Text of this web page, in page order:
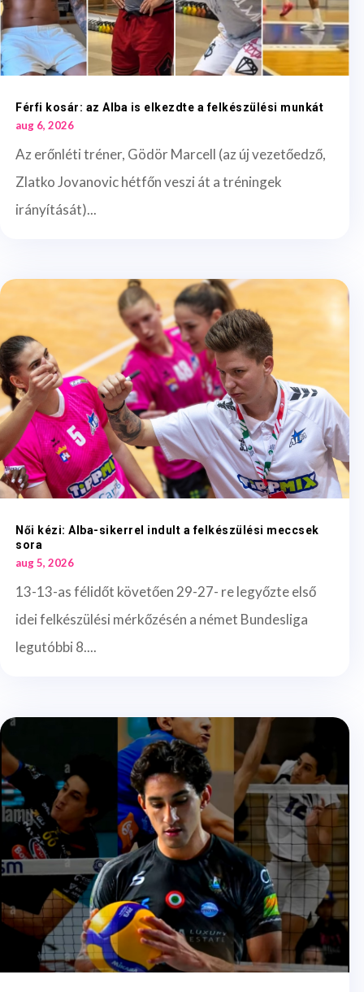
Férfi kosár: az Alba is elkezdte a felkészülési munkát
aug 6, 2026
Az erőnléti tréner, Gödör Marcell (az új vezetőedző,
Zlatko Jovanovic hétfőn veszi át a tréningek
irányítását)...
Női kézi: Alba-sikerrel indult a felkészülési meccsek
sora
aug 5, 2026
13-13-as félidőt követően 29-27- re legyőzte első
idei felkészülési mérkőzésén a német Bundesliga
legutóbbi 8....